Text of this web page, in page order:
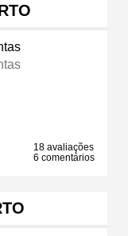
18 avaliações
6 comentários